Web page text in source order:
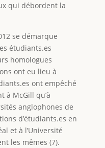
qui débordent la
se démarque
étudiants.es
homologues
ont eu lieu à
ont empêché
à McGill qu’à
anglophones de
d’étudiants.es en
et à l’Université
les mêmes (7).